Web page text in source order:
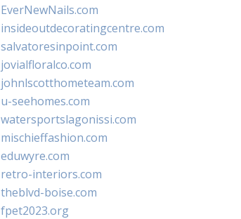
EverNewNails.com
insideoutdecoratingcentre.com
salvatoresinpoint.com
jovialfloralco.com
johnlscotthometeam.com
u-seehomes.com
watersportslagonissi.com
mischieffashion.com
eduwyre.com
retro-interiors.com
theblvd-boise.com
fpet2023.org